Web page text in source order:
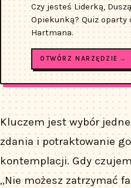
Czy jesteś Liderką,
Opiekunką? Quiz
Hartmana.
OTWÓRZ NARZĘDZIE →
Kluczem jest wybór
zdania i potraktowanie
kontemplacji. Gdy
„Nie możesz zatrzymać